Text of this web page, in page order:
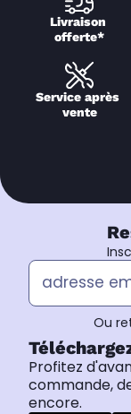
Livraison
offerte*
Service après
vente
Ou
Profitez
commande,
encore.